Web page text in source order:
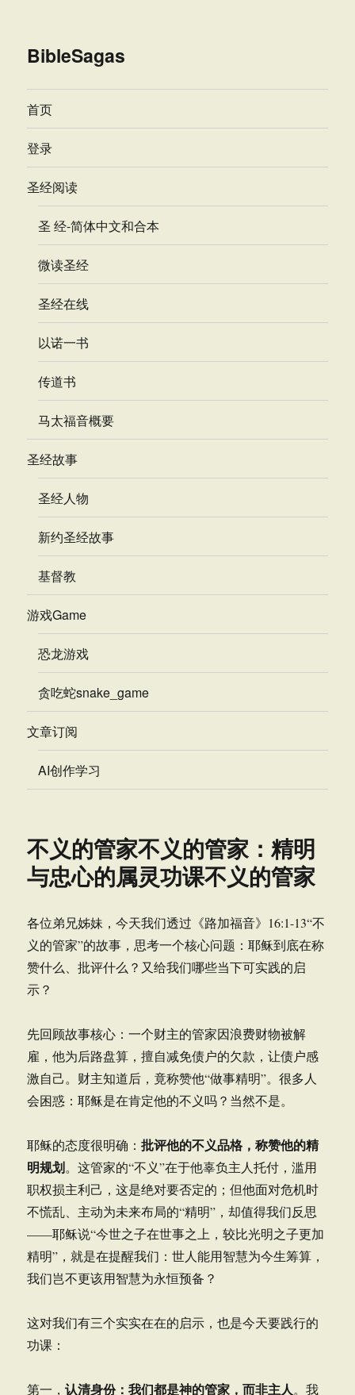
BibleSagas
首页
登录
圣经阅读
圣 经-简体中文和合本
微读圣经
圣经在线
以诺一书
传道书
马太福音概要
圣经故事
圣经人物
新约圣经故事
基督教
游戏Game
恐龙游戏
贪吃蛇snake_game
文章订阅
AI创作学习
不义的管家不义的管家：精明
与忠心的属灵功课不义的管家
各位弟兄姊妹，今天我们透过《路加福音》16:1-13“不
义的管家”的故事，思考一个核心问题：耶稣到底在称
赞什么、批评什么？又给我们哪些当下可实践的启
示？
先回顾故事核心：一个财主的管家因浪费财物被解
雇，他为后路盘算，擅自减免债户的欠款，让债户感
激自己。财主知道后，竟称赞他“做事精明”。很多人
会困惑：耶稣是在肯定他的不义吗？当然不是。
耶稣的态度很明确：批评他的不义品格，称赞他的精
明规划。这管家的“不义”在于他辜负主人托付，滥用
职权损主利己，这是绝对要否定的；但他面对危机时
不慌乱、主动为未来布局的“精明”，却值得我们反思
——耶稣说“今世之子在世事之上，较比光明之子更加
精明”，就是在提醒我们：世人能用智慧为今生筹算，
我们岂不更该用智慧为永恒预备？
这对我们有三个实实在在的启示，也是今天要践行的
功课：
第一，认清身份：我们都是神的管家，而非主人。我